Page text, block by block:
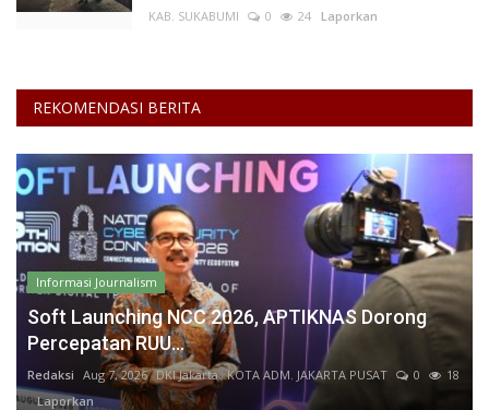
KAB. SUKABUMI
0 24 Laporkan
REKOMENDASI BERITA
Informasi Journalism
Soft Launching NCC 2026, APTIKNAS Dorong
Percepatan RUU...
Redaksi Aug 7, 2026 DKI Jakarta KOTA ADM. JAKARTA PUSAT 0
18
Laporkan